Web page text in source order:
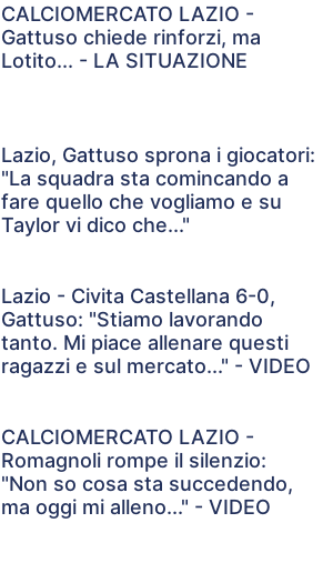
CALCIOMERCATO LAZIO -
Gattuso chiede rinforzi, ma
Lotito... - LA SITUAZIONE
Lazio, Gattuso sprona i giocatori:
"La squadra sta comincando a
fare quello che vogliamo e su
Taylor vi dico che..."
Lazio - Civita Castellana 6-0,
Gattuso: "Stiamo lavorando
tanto. Mi piace allenare questi
ragazzi e sul mercato..." - VIDEO
CALCIOMERCATO LAZIO -
Romagnoli rompe il silenzio:
"Non so cosa sta succedendo,
ma oggi mi alleno..." - VIDEO